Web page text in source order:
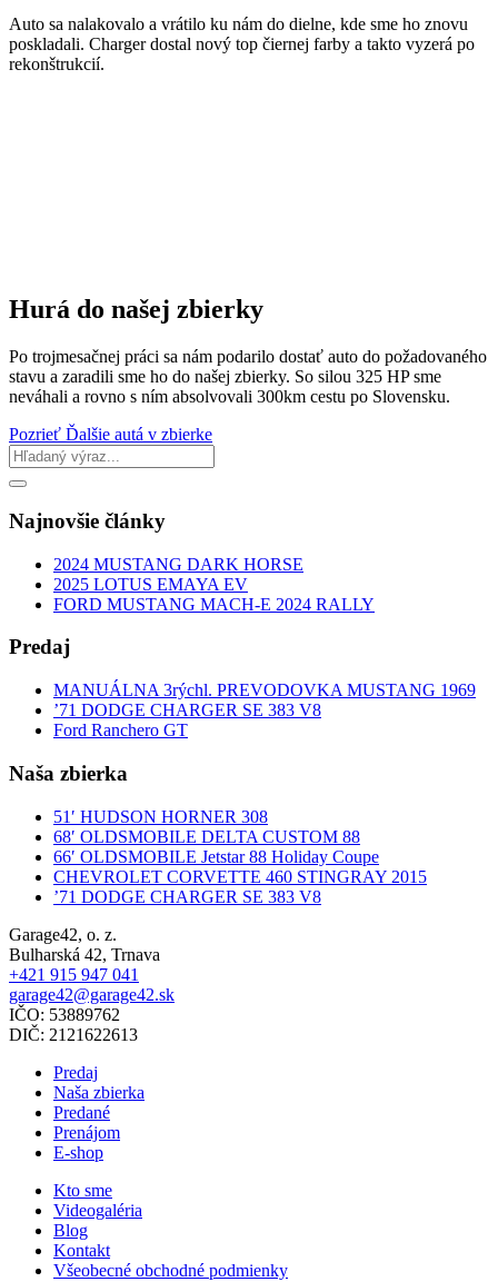
Auto sa nalakovalo a vrátilo ku nám do dielne, kde sme ho znovu
poskladali. Charger dostal nový top čiernej farby a takto vyzerá po
rekonštrukcií.
Hurá do našej zbierky
Po trojmesačnej práci sa nám podarilo dostať auto do požadovaného
stavu a zaradili sme ho do našej zbierky. So silou 325 HP sme
neváhali a rovno s ním absolvovali 300km cestu po Slovensku.
Pozrieť Ďalšie autá v zbierke
Hľadať:
Najnovšie články
2024 MUSTANG DARK HORSE
2025 LOTUS EMAYA EV
FORD MUSTANG MACH-E 2024 RALLY
Predaj
MANUÁLNA 3rýchl. PREVODOVKA MUSTANG 1969
’71 DODGE CHARGER SE 383 V8
Ford Ranchero GT
Naša zbierka
51′ HUDSON HORNER 308
68′ OLDSMOBILE DELTA CUSTOM 88
66′ OLDSMOBILE Jetstar 88 Holiday Coupe
CHEVROLET CORVETTE 460 STINGRAY 2015
’71 DODGE CHARGER SE 383 V8
Garage42, o. z.
Bulharská 42, Trnava
+421 915 947 041
garage42@garage42.sk
IČO: 53889762
DIČ: 2121622613
Predaj
Naša zbierka
Predané
Prenájom
E-shop
Kto sme
Videogaléria
Blog
Kontakt
Všeobecné obchodné podmienky